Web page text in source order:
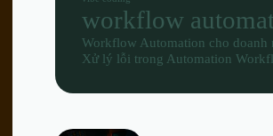
workflow
Workflow Automation cho doanh
Xử lý lỗi trong Automation